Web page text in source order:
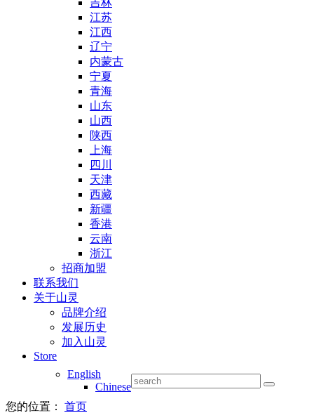
吉林
江苏
江西
辽宁
内蒙古
宁夏
青海
山东
山西
陕西
上海
四川
天津
西藏
新疆
香港
云南
浙江
招商加盟
联系我们
关于山灵
品牌介绍
发展历史
加入山灵
Store
English
Chinese
您的位置：
首页